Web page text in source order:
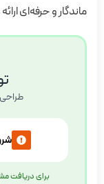
ماندگار و حرفه‌ای
برای دریافت